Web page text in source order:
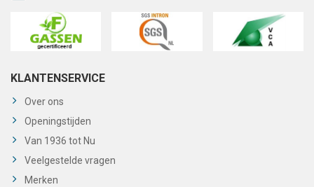
KLANTENSERVICE
Over ons
Openingstijden
Van 1936 tot Nu
Veelgestelde vragen
Merken